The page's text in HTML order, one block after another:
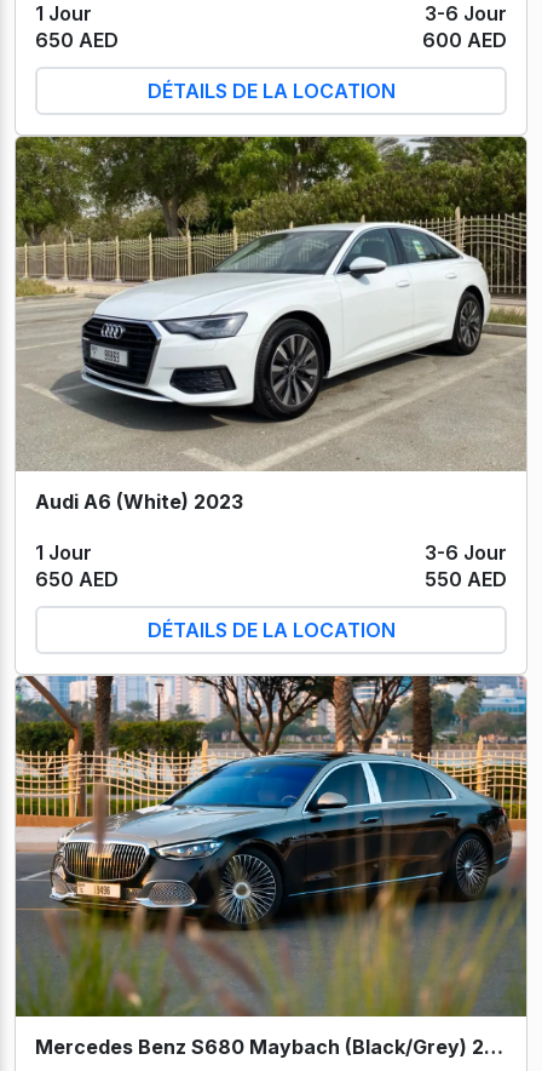
1 Jour
3-6 Jour
650 AED
600 AED
DÉTAILS DE LA LOCATION
Audi A6 (White) 2023
1 Jour
3-6 Jour
650 AED
550 AED
DÉTAILS DE LA LOCATION
Mercedes Benz S680 Maybach (Black/Grey) 2024